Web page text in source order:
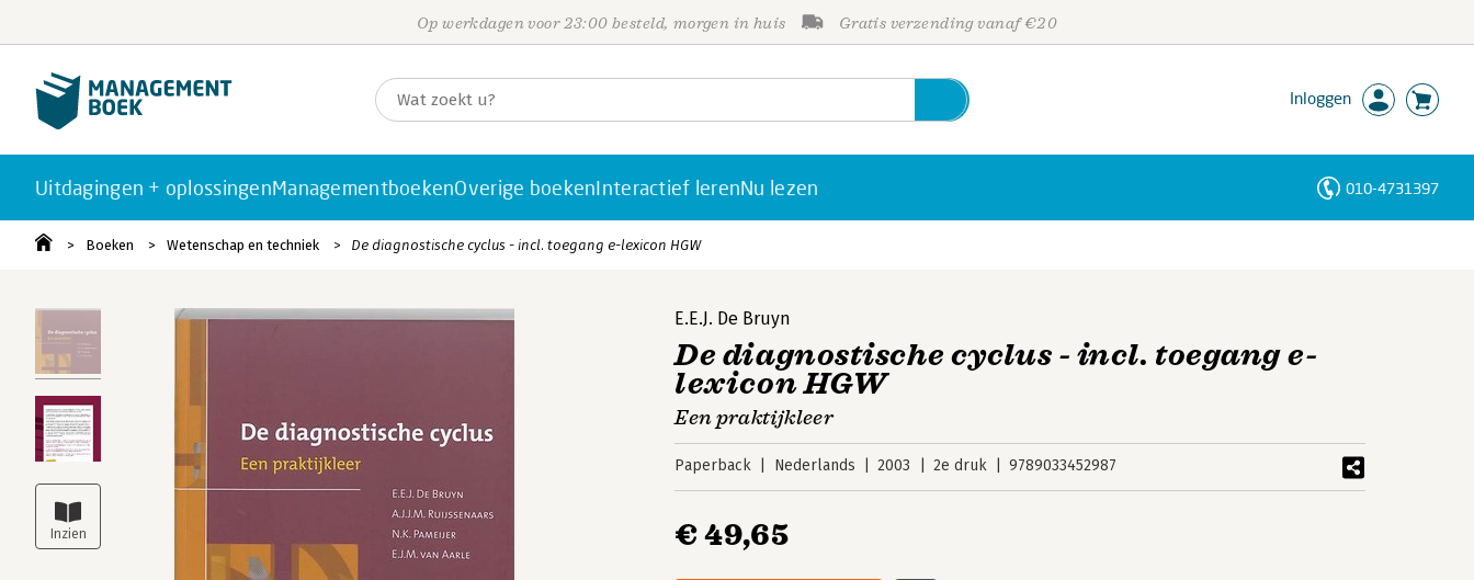
Op werkdagen voor 23:00 besteld, morgen in huis Gratis verzending vanaf €20
Inloggen
Uitdagingen + oplossingenManagementboekenOverige boekenInteractief lerenNu lezen 010-4731397
Boeken Wetenschap en techniek De diagnostische cyclus - incl. toegang e-lexicon HGW
E.E.J. De Bruyn
De diagnostische cyclus - incl. toegang e-
lexicon HGW
Een praktijkleer
Paperback Nederlands 2003 2e druk 9789033452987
€ 49,65
Personen